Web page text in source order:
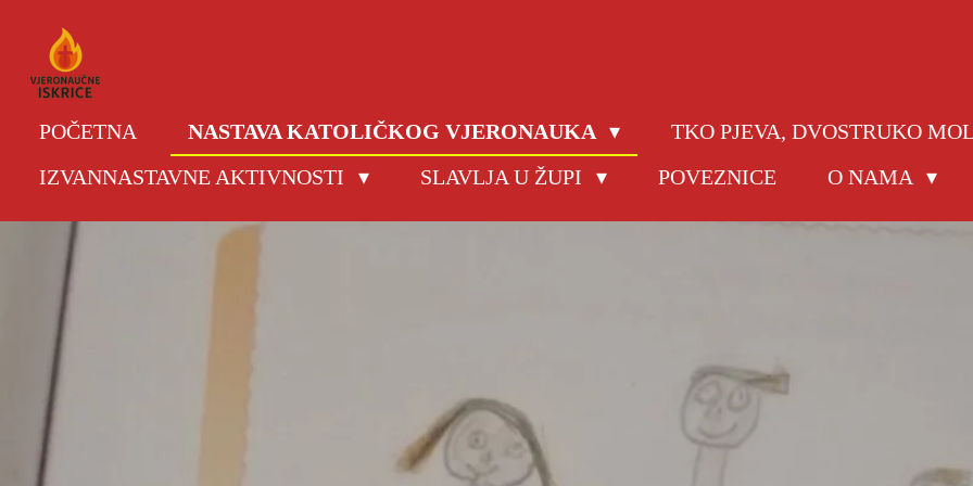
main
content
POČETNA NASTAVA KATOLIČKOG VJERONAUKA
TKO PJEVA, DVOSTRUKO
IZVANNASTAVNE AKTIVNOSTI
SLAVLJA U ŽUPI POVEZNICE O NAMA